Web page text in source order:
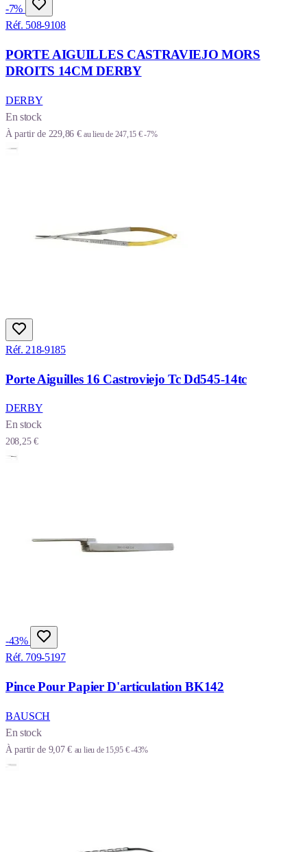
-7%
Réf. 508-9108
PORTE AIGUILLES CASTRAVIEJO MORS
DROITS 14CM DERBY
DERBY
En stock
À partir de 229,86 € au lieu de 247,15 €-7%
Réf. 218-9185
Porte Aiguilles 16 Castroviejo Tc Dd545-14tc
DERBY
En stock
208,25 €
-43%
Réf. 709-5197
Pince Pour Papier D'articulation BK142
BAUSCH
En stock
À partir de 9,07 € au lieu de 15,95 €-43%